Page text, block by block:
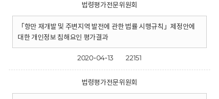
법령평가전문위원회
「항만 재개발 및 주변지역 발전에 관한 법률 시행규칙」제정안에
대한 개인정보 침해요인 평가결과
2020-04-13 22151
법령평가전문위원회